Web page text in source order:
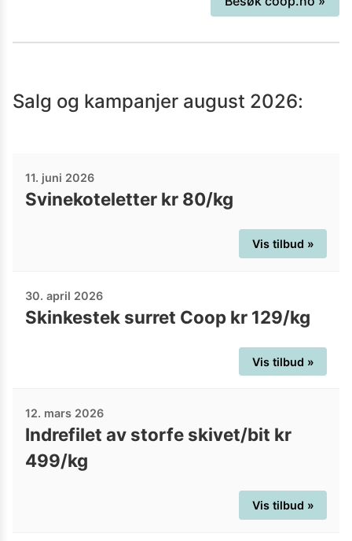
stort vareutvalg som også inkluderer
ferskvarer som fisk og kjøtt.
Salg og kampanjer august 2026:
11. juni 2026
Svinekoteletter kr 80/kg
Vis tilbud »
30. april 2026
Skinkestek surret Coop kr 129/kg
Vis tilbud »
12. mars 2026
Indrefilet av storfe skivet/bit kr
499/kg
Vis tilbud »